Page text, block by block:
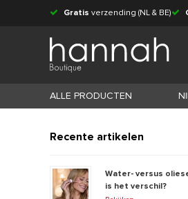
Gratis verzending (NL & BE)
ALLE PRODUCTEN
Recente artikelen
Water- versus
is het verschil?